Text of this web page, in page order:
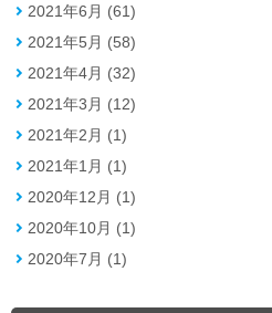
2021年6月 (61)
2021年5月 (58)
2021年4月 (32)
2021年3月 (12)
2021年2月 (1)
2021年1月 (1)
2020年12月 (1)
2020年10月 (1)
2020年7月 (1)